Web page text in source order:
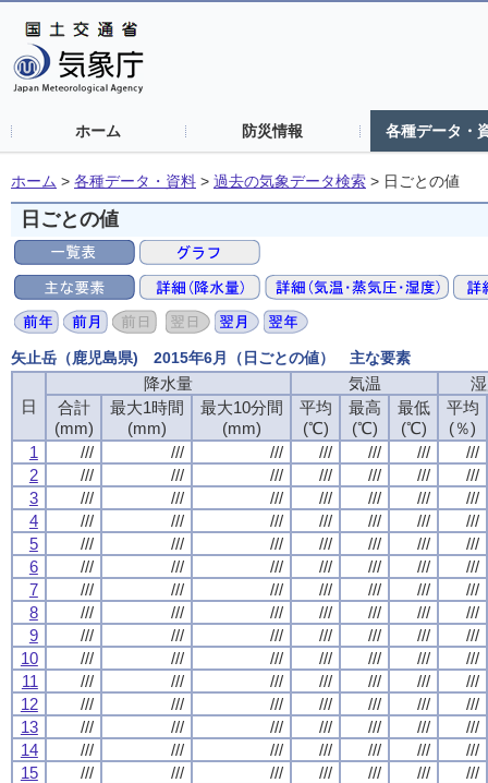
ホーム 防災情報 各種データ・
ホーム > 各種データ・資料 > 過去の気象データ検索 > 日ごとの値
日ごとの値
矢止岳（鹿児島県) 2015年6月（日ごとの値） 主な要素
日
降水量 気温
合計
(mm)
最大1時間
(mm)
最大10分間
(mm)
平均
(℃)
最高
(℃)
最低
(℃)
平均
(％)
1
/// /// /// /// /// ///
///
2
/// /// /// /// /// ///
///
3
/// /// /// /// /// ///
///
4
/// /// /// /// /// ///
///
5
/// /// /// /// /// ///
///
6
/// /// /// /// /// ///
///
7
/// /// /// /// /// ///
///
8
/// /// /// /// /// ///
///
9
/// /// /// /// /// ///
///
10
/// /// /// /// /// ///
///
11
/// /// /// /// /// ///
///
12
/// /// /// /// /// ///
///
13
/// /// /// /// /// ///
///
14
/// /// /// /// /// ///
///
15
/// /// /// /// /// ///
///